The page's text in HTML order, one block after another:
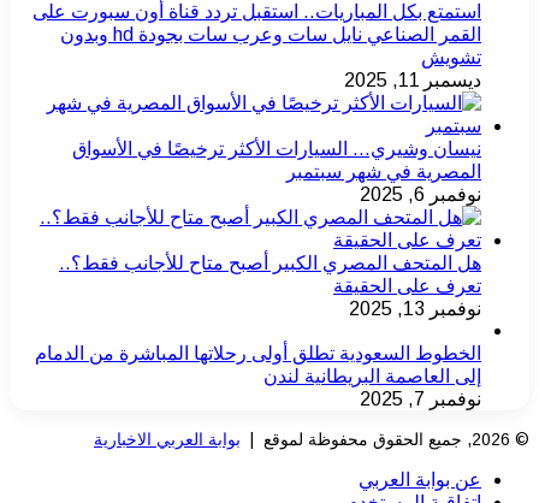
استمتع بكل المباريات.. استقبل تردد قناة أون سبورت على
القمر الصناعي نايل سات وعرب سات بجودة hd وبدون
تشويش
ديسمبر 11, 2025
نيسان وشيري… السيارات الأكثر ترخيصًا في الأسواق
المصرية في شهر سبتمبر
نوفمبر 6, 2025
هل المتحف المصري الكبير أصبح متاح للأجانب فقط؟..
تعرف على الحقيقة
نوفمبر 13, 2025
الخطوط السعودية تطلق أولى رحلاتها المباشرة من الدمام
إلى العاصمة البريطانية لندن
نوفمبر 7, 2025
© 2026, جميع الحقوق محفوظة لموقع | بوابة العربي الاخبارية
عن بوابة العربي